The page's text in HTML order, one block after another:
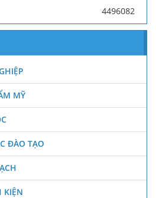
4496082
MỸ
ĐÀO TẠO
KIỆN